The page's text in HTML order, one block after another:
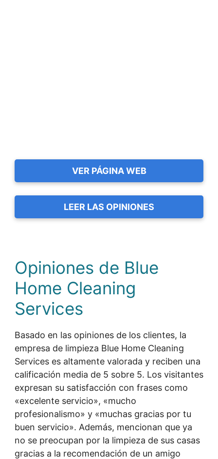
VER PÁGINA WEB
LEER LAS OPINIONES
Opiniones de Blue
Home Cleaning
Services
Basado en las opiniones de los clientes, la
empresa de limpieza Blue Home Cleaning
Services es altamente valorada y reciben una
calificación media de 5 sobre 5. Los visitantes
expresan su satisfacción con frases como
«excelente servicio», «mucho
profesionalismo» y «muchas gracias por tu
buen servicio». Además, mencionan que ya
no se preocupan por la limpieza de sus casas
gracias a la recomendación de un amigo